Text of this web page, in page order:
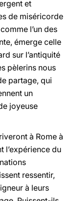
et
de miséricorde
l’un des
émerge celle
sur l’antiquité
pèlerins nous
partage, qui
un
joyeuse
à Rome à
l’expérience du
ressentir,
à leurs